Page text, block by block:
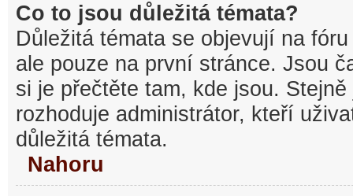
Co to jsou důležitá témata?
Důležitá témata se objevují na
ale pouze na první stránce. Jsou
si je přečtěte tam, kde jsou.
rozhoduje administrátor, kteří
důležitá témata.
Nahoru